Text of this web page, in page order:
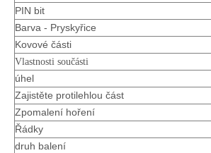
PIN bit
Barva - Pryskyřice
Kovové části
Vlastnosti součásti
úhel
Zajistěte protilehlou část
Zpomalení hoření
Řádky
druh balení